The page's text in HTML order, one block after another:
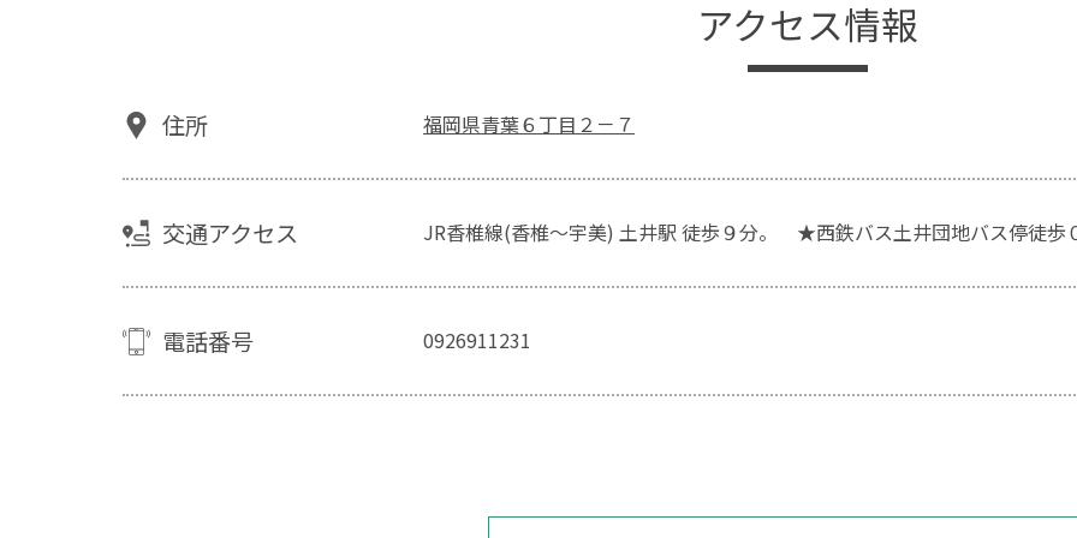
アクセス情報
住所 福岡県青葉６丁目２－７
交通アクセス JR香椎線(香椎～宇美) 土井駅 徒歩９分。 ★西鉄バス土井団地バス停徒歩
電話番号 0926911231